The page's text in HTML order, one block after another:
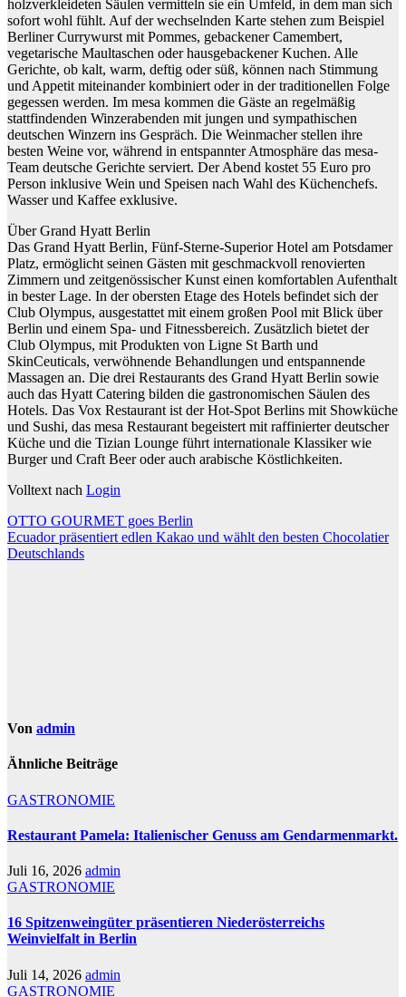
holzverkleideten Säulen vermitteln sie ein Umfeld, in dem man sich
sofort wohl fühlt. Auf der wechselnden Karte stehen zum Beispiel
Berliner Currywurst mit Pommes, gebackener Camembert,
vegetarische Maultaschen oder hausgebackener Kuchen. Alle
Gerichte, ob kalt, warm, deftig oder süß, können nach Stimmung
und Appetit miteinander kombiniert oder in der traditionellen Folge
gegessen werden. Im mesa kommen die Gäste an regelmäßig
stattfindenden Winzerabenden mit jungen und sympathischen
deutschen Winzern ins Gespräch. Die Weinmacher stellen ihre
besten Weine vor, während in entspannter Atmosphäre das mesa-
Team deutsche Gerichte serviert. Der Abend kostet 55 Euro pro
Person inklusive Wein und Speisen nach Wahl des Küchenchefs.
Wasser und Kaffee exklusive.
Über Grand Hyatt Berlin
Das Grand Hyatt Berlin, Fünf-Sterne-Superior Hotel am Potsdamer
Platz, ermöglicht seinen Gästen mit geschmackvoll renovierten
Zimmern und zeitgenössischer Kunst einen komfortablen Aufenthalt
in bester Lage. In der obersten Etage des Hotels befindet sich der
Club Olympus, ausgestattet mit einem großen Pool mit Blick über
Berlin und einem Spa- und Fitnessbereich. Zusätzlich bietet der
Club Olympus, mit Produkten von Ligne St Barth und
SkinCeuticals, verwöhnende Behandlungen und entspannende
Massagen an. Die drei Restaurants des Grand Hyatt Berlin sowie
auch das Hyatt Catering bilden die gastronomischen Säulen des
Hotels. Das Vox Restaurant ist der Hot-Spot Berlins mit Showküche
und Sushi, das mesa Restaurant begeistert mit raffinierter deutscher
Küche und die Tizian Lounge führt internationale Klassiker wie
Burger und Craft Beer oder auch arabische Köstlichkeiten.
Volltext nach Login
Beitragsnavigation
OTTO GOURMET goes Berlin
Ecuador präsentiert edlen Kakao und wählt den besten Chocolatier
Deutschlands
Von admin
Ähnliche Beiträge
GASTRONOMIE
Restaurant Pamela: Italienischer Genuss am Gendarmenmarkt.
Juli 16, 2026 admin
GASTRONOMIE
16 Spitzenweingüter präsentieren Niederösterreichs
Weinvielfalt in Berlin
Juli 14, 2026 admin
GASTRONOMIE